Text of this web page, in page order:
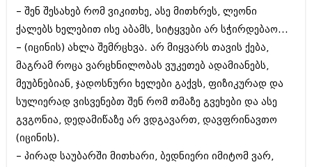
ოქტომბერი 2010 (341)
სექტემბერი 2010 (449)
აგვისტო 2010 (461)
ივლისი 2010 (556)
ივნისი 2010 (685)
აპრილი 2010 (229)
მარტი 2010 (454)
თებერვალი 2010 (421)
დეკემბერი 2009 (510)
ნოემბერი 2009 (308)
– შენ შესახებ რომ ვიკითხე, ასე მითხრეს, ლეონი
ქალებს ხელებით ისე აბამს, სიტყვები არ სჭირდებაო...
– (იცინის) ახლა შემრცხვა. არ მიყვარს თავის ქება,
მაგრამ როცა ვარცხნილობას ვუკეთებ ადამიანებს,
მეუბნებიან, ჯადოსნური ხელები გაქვს, ფიზიკურად და
სულიერად ვისვენებთ შენ რომ თმაზე გვეხები და ასე
გვგონია, დედამიწაზე არ ვდგავართ, დავფრინავთო
(იცინის).
– პირად საუბარში მითხარი, ბედნიერი იმიტომ ვარ,